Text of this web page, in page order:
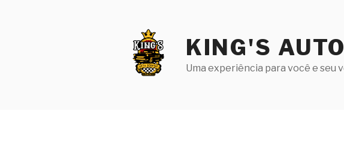
KING'S
Uma experiência para você e seu